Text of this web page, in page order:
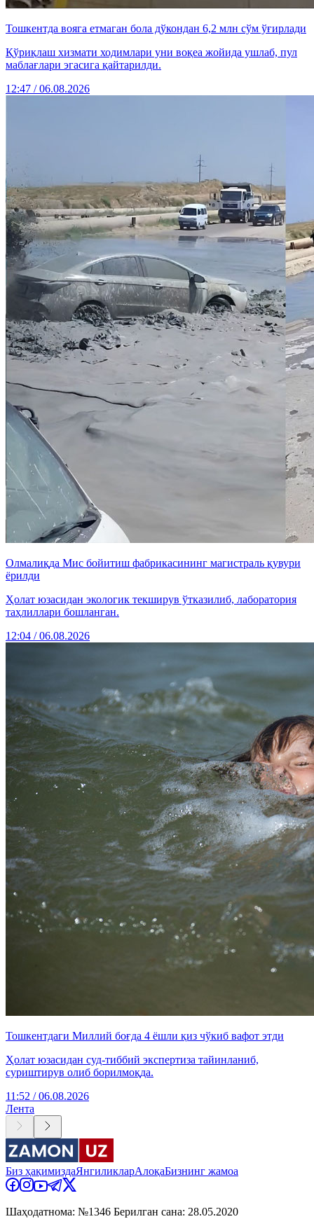
Тошкентда вояга етмаган бола дўкондан 6,2 млн сўм ўғирлади
Қўриқлаш хизмати ходимлари уни воқеа жойида ушлаб, пул
маблағлари эгасига қайтарилди.
12:47 / 06.08.2026
Олмалиқда Мис бойитиш фабрикасининг магистраль қувури
ёрилди
Ҳолат юзасидан экологик текширув ўтказилиб, лаборатория
таҳлиллари бошланган.
12:04 / 06.08.2026
Тошкентдаги Миллий боғда 4 ёшли қиз чўкиб вафот этди
Ҳолат юзасидан суд-тиббий экспертиза тайинланиб,
суриштирув олиб борилмоқда.
11:52 / 06.08.2026
Лента
Биз ҳақимиздаЯнгиликларАлоқаБизнинг жамоа
Шаҳодатнома: №1346 Берилган сана: 28.05.2020